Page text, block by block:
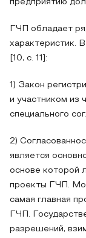
предприятию
ГЧП обладает
характеристик.
[10, с. 11]:
1) Закон
и участником из
специального
2)
является
основе которой
проекты ГЧП.
самая главная
ГЧП.
разрешений,